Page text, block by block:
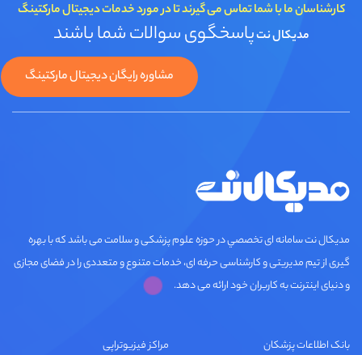
کارشناسان ما با شما تماس می گیرند تا در مورد خدمات دیجیتال مارکتینگ
مدیکال نتپاسخگوی سوالات شما باشند
مشاوره رایگان دیجیتال مارکتینگ
مديكال نت سامانه ای تخصصي در حوزه علوم پزشکی و سلامت می باشد که با بهره
گیری از تیم مدیریتی و کارشناسی حرفه ای، خدمات متنوع و متعددی را در فضای مجازی
و دنیای اینترنت به کاربران خود ارائه می دهد.
بانک اطلاعات پزشکان
مراکز فیزیوتراپی